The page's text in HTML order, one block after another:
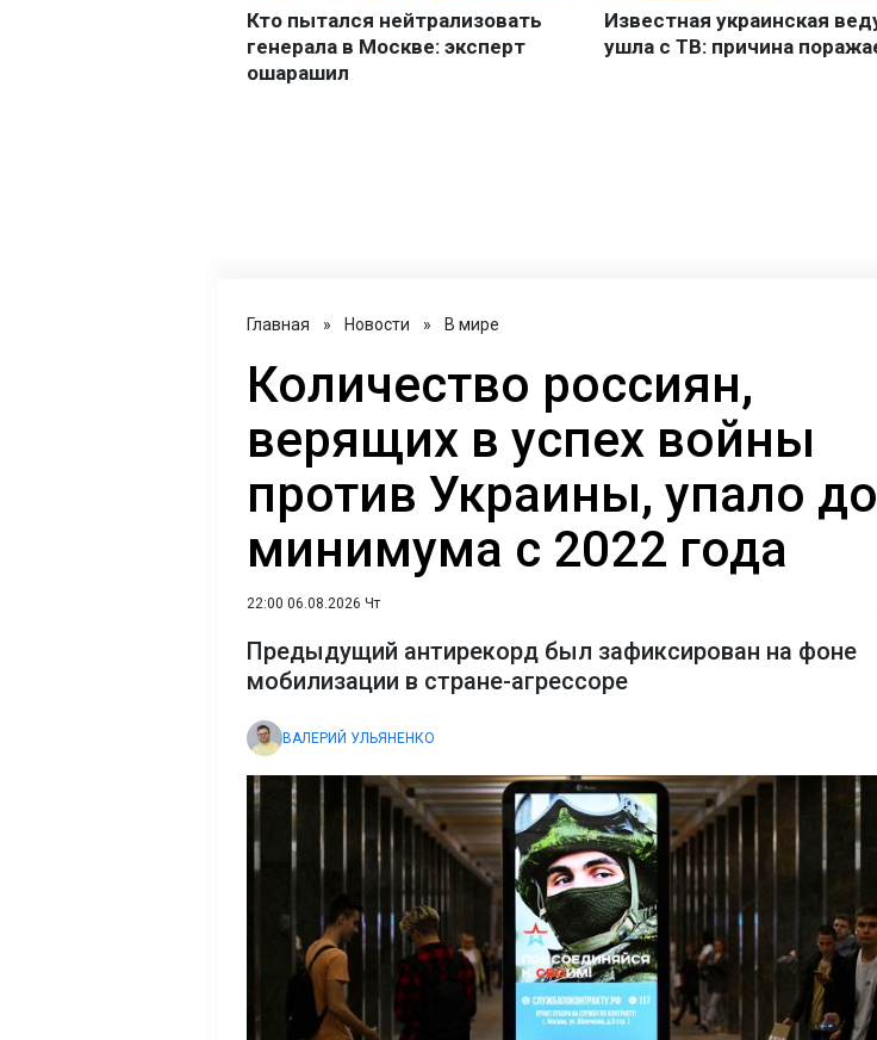
Главная » Новости » В мире
Количество россиян,
верящих в успех войны
против Украины, упало до
минимума с 2022 года
22:00 06.08.2026 Чт
Предыдущий антирекорд был зафиксирован на фоне
мобилизации в стране-агрессоре
ВАЛЕРИЙ УЛЬЯНЕНКО